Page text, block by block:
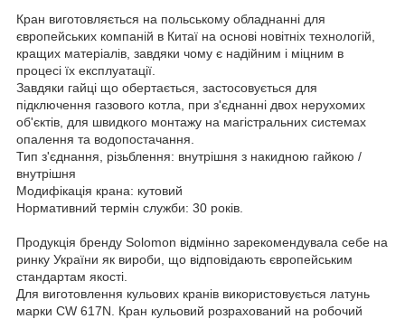
Кран виготовляється на польському обладнанні для
європейських компаній в Китаї на основі новітніх технологій,
кращих матеріалів, завдяки чому є надійним і міцним в
процесі їх експлуатації.
Завдяки гайці що обертається, застосовується для
підключення газового котла, при з'єднанні двох нерухомих
об'єктів, для швидкого монтажу на магістральних системах
опалення та водопостачання.
Тип з'єднання, різьблення: внутрішня з накидною гайкою /
внутрішня
Модифікація крана: кутовий
Нормативний термін служби: 30 років.
Продукція бренду Solomon відмінно зарекомендувала себе на
ринку України як вироби, що відповідають європейським
стандартам якості.
Для виготовлення кульових кранів використовується латунь
марки CW 617N. Кран кульовий розрахований на робочий